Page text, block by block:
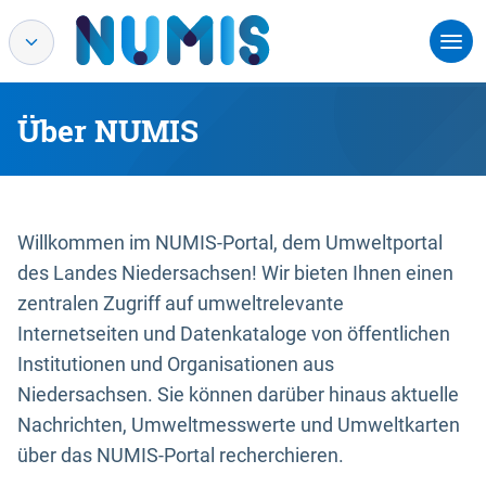
Über NUMIS
Willkommen im NUMIS-Portal, dem Umweltportal
des Landes Niedersachsen! Wir bieten Ihnen einen
zentralen Zugriff auf umweltrelevante
Internetseiten und Datenkataloge von öffentlichen
Institutionen und Organisationen aus
Niedersachsen. Sie können darüber hinaus aktuelle
Nachrichten, Umweltmesswerte und Umweltkarten
über das NUMIS-Portal recherchieren.